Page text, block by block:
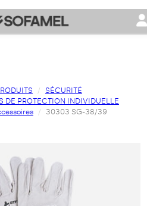
SÉCURITÉ
DE PROTECTION INDIVIDUELLE
30303 SG-38/39